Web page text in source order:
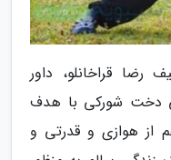
رضا قراخانلو، داور
دخت شورکی با هدف
از هوازی و قدرتی و